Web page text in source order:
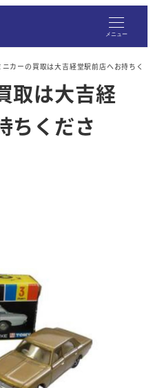
メニュー
ニカーの買取は大吉経堂駅前店へお持ちく
取は大吉経
ちくださ